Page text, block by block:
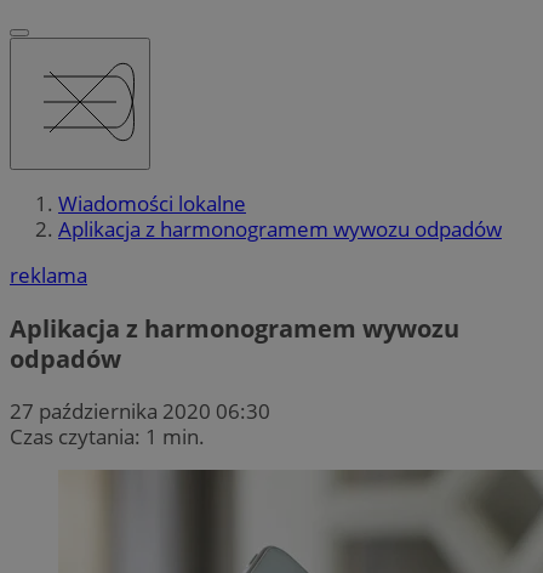
Wiadomości lokalne
Aplikacja z harmonogramem wywozu odpadów
reklama
Aplikacja z harmonogramem wywozu
odpadów
27 października 2020 06:30
Czas czytania: 1 min.